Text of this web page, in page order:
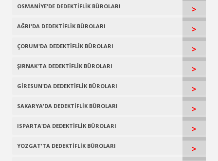
OSMANİYE'DE DEDEKTİFLİK BÜROLARI >
AĞRI'DA DEDEKTİFLİK BÜROLARI >
ÇORUM'DA DEDEKTİFLİK BÜROLARI >
ŞIRNAK'TA DEDEKTİFLİK BÜROLARI >
GİRESUN'DA DEDEKTİFLİK BÜROLARI >
SAKARYA'DA DEDEKTİFLİK BÜROLARI >
ISPARTA'DA DEDEKTİFLİK BÜROLARI >
YOZGAT'TA DEDEKTİFLİK BÜROLARI >